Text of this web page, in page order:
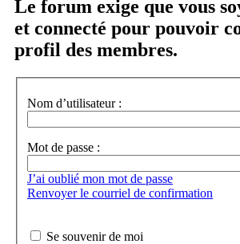
Le forum exige que vous
et connecté pour pouvoir
profil des membres.
Nom d’utilisateur :
Mot de passe :
J’ai oublié mon mot de passe
Renvoyer le courriel de confirmation
Se souvenir de moi